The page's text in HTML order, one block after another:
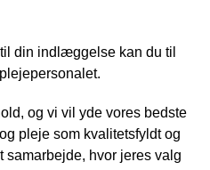
din indlæggelse kan du til
og vi vil yde vores bedste
pleje som kvalitetsfyldt og
hvor jeres valg